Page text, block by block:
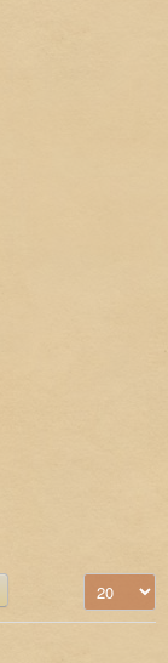
Кол-во